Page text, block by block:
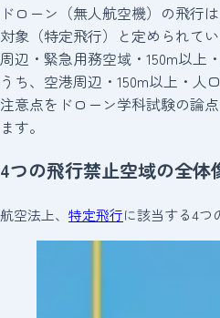
ドローン（無人航空機）の飛行
対象（特定飛行）と定められて
周辺・緊急用務空域・150m以上
うち、空港周辺・150m以上・人
注意点をドローン学科試験の論
ます。
4つの飛行禁止空域の全体
航空法上、 特定飛行に該当する4つ